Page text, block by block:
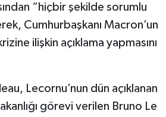
“hiçbir şekilde sorumlu
Cumhurbaşkanı Macron’un
ilişkin açıklama yapmasını
Lecornu’nun dün açıklanan
görevi verilen Bruno Le